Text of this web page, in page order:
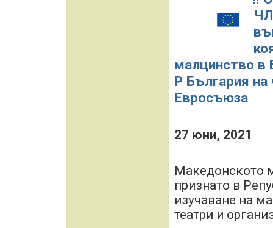
малцинство в
Р България
Евросъюза
27 юни, 2021
Македонското
признато в
изучаване на
театри и